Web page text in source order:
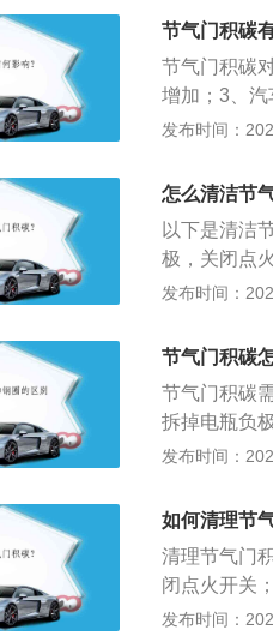
便越积越厚
燃油的品质
耗，剩余的
题。发动机
再次燃烧，
驾驶习惯也
驾驶会导致
会导致的回
发的速度就
致形成积碳
整熄灭时产
著的表现是
驱动力降低
需要及时到
节气门积碳
节气门积碳
增加；3、
涉，对发动
节气门两种
水分。
发布时间：
怎么清洁节
以下是清洁
极，关闭点
4、用涤纶抹
电脑会自动
如果节气门
无力。
发布时间：
节气门积碳
节气门积碳
拆掉电瓶负
洗剂”；2、
装回原处，
因为电脑调
了保证进气
洗后，没有
过大，造成
发布时间：
如何清理节
清理节气门
闭点火开关
纶抹布或者
发布时间：